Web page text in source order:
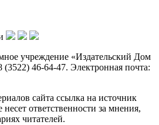
учреждение «Издательский Дом
46-64-47. Электронная почта:
сайта ссылка на источник
несет ответственности за мнения,
читателей.